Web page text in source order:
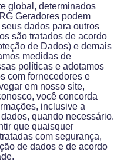
global, determinados
Geradores podem
dados para outros
são tratados de acordo
de Dados) e demais
medidas de
políticas e adotamos
com fornecedores e
em nosso site,
você concorda
inclusive a
quando necessário.
que quaisquer
com segurança,
de dados e de acordo